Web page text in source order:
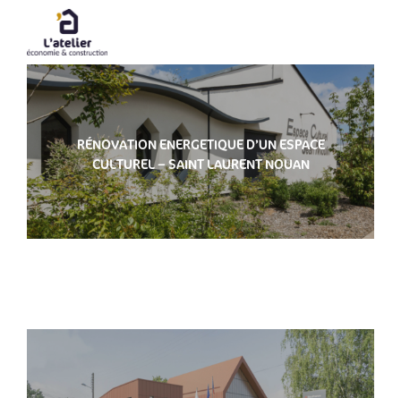
contenu
RÉNOVATION ENERGETIQUE D’UN ESPACE
CULTUREL – SAINT LAURENT NOUAN